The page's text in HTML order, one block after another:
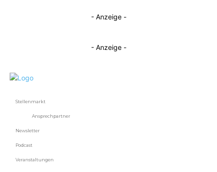
- Anzeige -
- Anzeige -
Stellenmarkt
Ansprechpartner
Newsletter
Podcast
Veranstaltungen